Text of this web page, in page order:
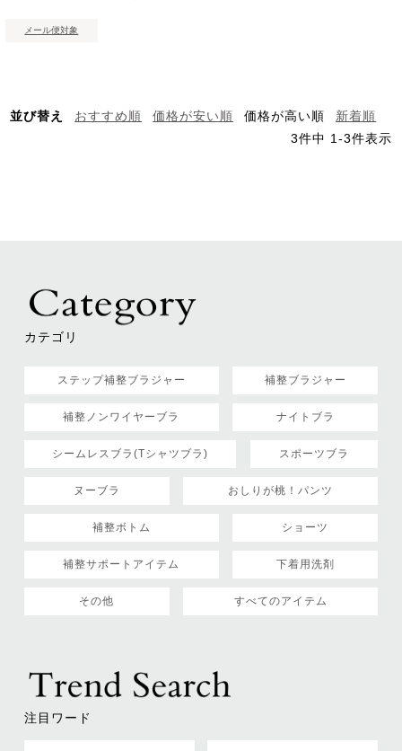
メール便対象
並び替え おすすめ順 価格が安い順 価格が高い順
新着順
3件中 1-3件表示
カテゴリ
ステップ補整ブラジャー 補整ブラジャー
補整ノンワイヤーブラ ナイトブラ
シームレスブラ(Tシャツブラ) スポーツブラ
ヌーブラ おしりが桃！パンツ
補整ボトム ショーツ
補整サポートアイテム 下着用洗剤
その他 すべてのアイテム
注目ワード